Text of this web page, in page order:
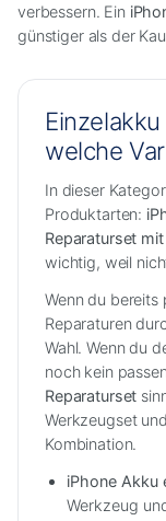
verbessern. Ein
günstiger als der
welche
In dieser
Produktarten:
Reparaturset
wichtig, weil
Wenn du
Reparaturen
Wahl. Wenn du
noch kein
Reparaturset
Werkzeugset
Kombination.
iPhone Akku
Werkzeug